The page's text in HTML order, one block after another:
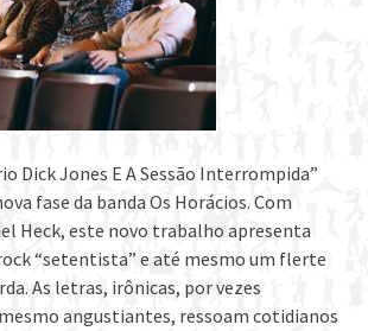
Dick Jones E A Sessão Interrompida”
fase da banda Os Horácios. Com
Heck, este novo trabalho apresenta
“setentista” e até mesmo um flerte
As letras, irônicas, por vezes
angustiantes, ressoam cotidianos